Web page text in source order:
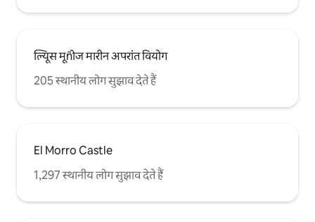
ल्यूिस मूñोज मारीन अपरांत वियोग
205 स्थानीय लोग सुझाव देते हैं
El Morro Castle
1,297 स्थानीय लोग सुझाव देते हैं